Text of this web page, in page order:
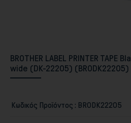
BROTHER LABEL PRINTER TAPE
wide (DK-22205) (BRODK22205)
Κωδικός Προϊόντος : BRODK22205